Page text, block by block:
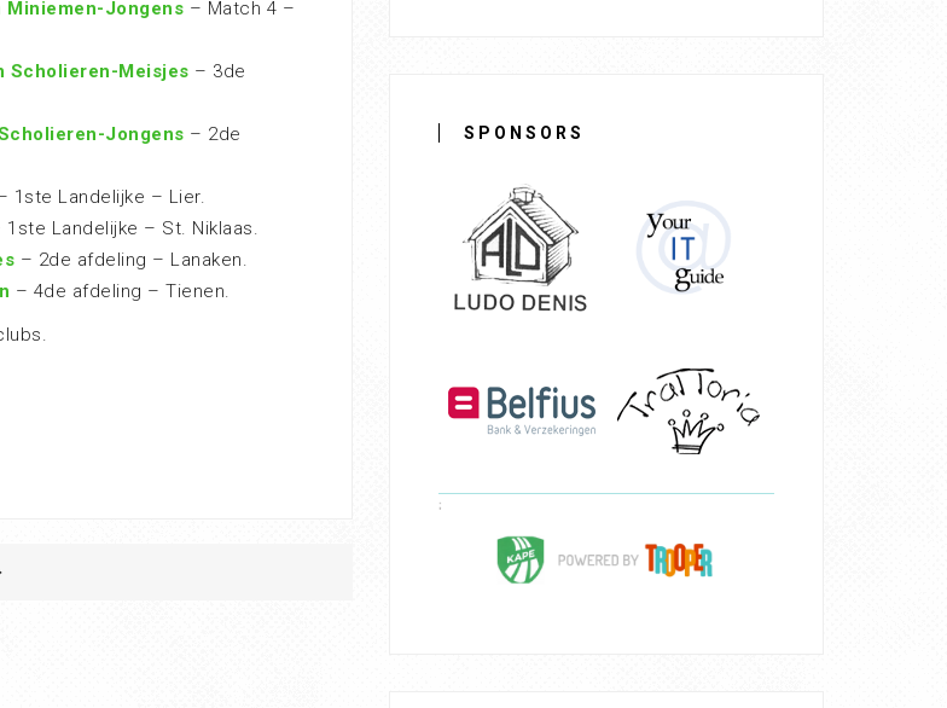
Miniemen-Jongens – Match 4 –
Scholieren-Meisjes – 3de
Jongens – 2de
1ste Landelijke – Lier.
1ste Landelijke – St. Niklaas.
– 2de afdeling – Lanaken.
– 4de afdeling – Tienen.
SPONSORS